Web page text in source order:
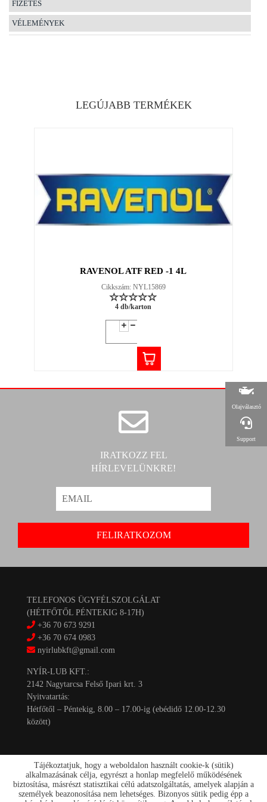
FIZETÉS
VÉLEMÉNYEK
LEGÚJABB TERMÉKEK
RAVENOL ATF RED -1 4L
Cikkszám: NYL15869
4 db/karton
IRATKOZZ FEL
HÍRLEVELÜNKRE!
TELEFONOS ÜGYFÉLSZOLGÁLAT
(HÉTFŐTŐL PÉNTEKIG 8-17H)
+36 70 673 9291
+36 70 674 0983
nyirlubkft@gmail.com
NYÍR-LUB KFT.:
2142 Nagytarcsa Felső Ipari krt. 3
Nyitvatartás:
Hétfőtől – Péntekig, 8.00 – 17.00-ig (ebédidő 12.00-12.30
között)
Kapcsolat
Olajválasztó
Support
Tájékoztatjuk, hogy a weboldalon használt cookie-k (sütik)
alkalmazásának célja, egyrészt a honlap megfelelő működésének
biztosítása, másrészt statisztikai célú adatszolgáltatás, amelyek alapján a
személyek beazonosítása nem lehetséges. Bizonyos sütik pedig épp a